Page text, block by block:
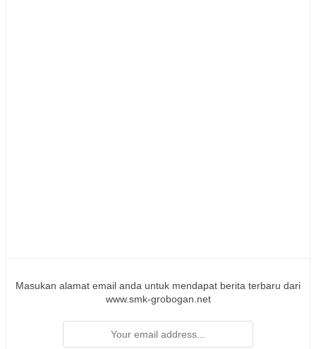
Masukan alamat email anda untuk mendapat berita terbaru dari
www.smk-grobogan.net